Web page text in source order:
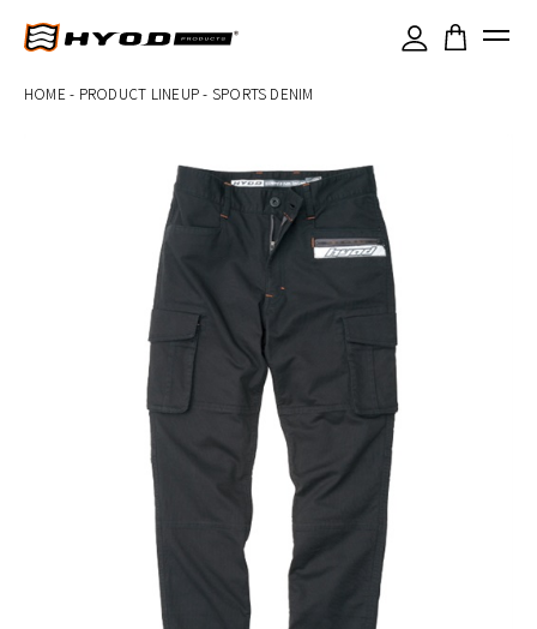
HOME - PRODUCT LINEUP- SPORTS DENIM ×